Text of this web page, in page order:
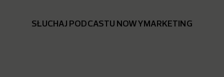
SŁUCHAJ PODCASTU NOWYMARKETING